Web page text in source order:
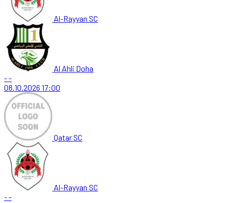
Al-Rayyan SC
Al Ahli Doha
--
08.10.2026 17:00
Qatar SC
Al-Rayyan SC
--